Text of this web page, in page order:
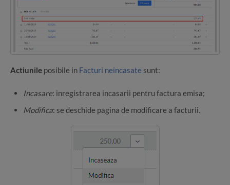
Actiunile posibile in Facturi neincasate sunt:
Incasare: inregistrarea incasarii pentru factura emisa;
Modifica: se deschide pagina de modificare a facturii.